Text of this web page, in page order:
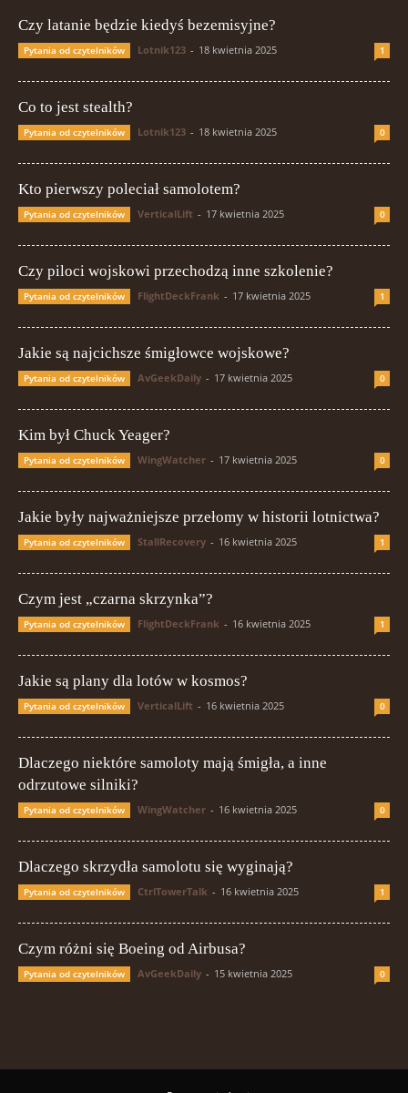
Czy latanie będzie kiedyś bezemisyjne?
Pytania od czytelników Lotnik123 - 18 kwietnia 2025 1
Co to jest stealth?
Pytania od czytelników Lotnik123 - 18 kwietnia 2025 0
Kto pierwszy poleciał samolotem?
Pytania od czytelników VerticalLift - 17 kwietnia 2025 0
Czy piloci wojskowi przechodzą inne szkolenie?
Pytania od czytelników FlightDeckFrank - 17 kwietnia 2025 1
Jakie są najcichsze śmigłowce wojskowe?
Pytania od czytelników AvGeekDaily - 17 kwietnia 2025 0
Kim był Chuck Yeager?
Pytania od czytelników WingWatcher - 17 kwietnia 2025 0
Jakie były najważniejsze przełomy w historii lotnictwa?
Pytania od czytelników StallRecovery - 16 kwietnia 2025 1
Czym jest „czarna skrzynka”?
Pytania od czytelników FlightDeckFrank - 16 kwietnia 2025 1
Jakie są plany dla lotów w kosmos?
Pytania od czytelników VerticalLift - 16 kwietnia 2025 0
Dlaczego niektóre samoloty mają śmigła, a inne
odrzutowe silniki?
Pytania od czytelników WingWatcher - 16 kwietnia 2025 0
Dlaczego skrzydła samolotu się wyginają?
Pytania od czytelników CtrlTowerTalk - 16 kwietnia 2025 1
Czym różni się Boeing od Airbusa?
Pytania od czytelników AvGeekDaily - 15 kwietnia 2025 0